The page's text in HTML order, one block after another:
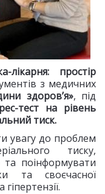
лікарня: простір
з медичних
здоров’я», під
тест на рівень
тиск.
увагу до проблем
тиску,
поінформувати
та своєчасної